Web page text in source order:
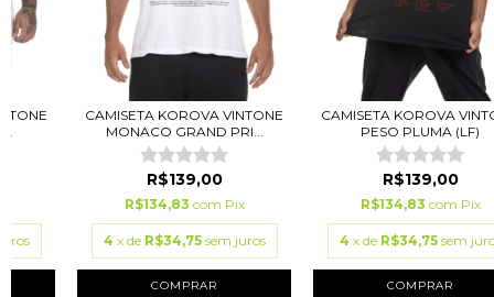
CAMISETA KOROVA VINTONE
MONACO GRAND PRI...
R$139,00
R$134,83 com Pix
4 x de R$34,75 sem juros
COMPRAR
CAMISETA KOROVA
PESO PLUMA (LF)
R$139,00
R$134,83 com Pix
4 x de R$34,75 sem
COMPRAR